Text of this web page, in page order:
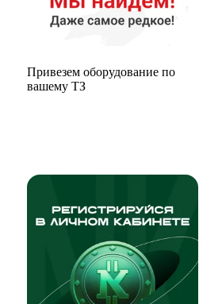
Привезем оборудование по
вашему ТЗ